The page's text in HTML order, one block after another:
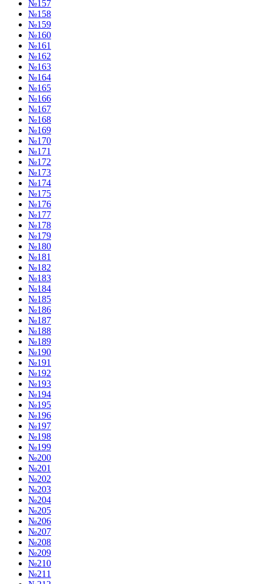
№157
№158
№159
№160
№161
№162
№163
№164
№165
№166
№167
№168
№169
№170
№171
№172
№173
№174
№175
№176
№177
№178
№179
№180
№181
№182
№183
№184
№185
№186
№187
№188
№189
№190
№191
№192
№193
№194
№195
№196
№197
№198
№199
№200
№201
№202
№203
№204
№205
№206
№207
№208
№209
№210
№211